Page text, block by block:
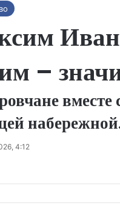
–
4:12